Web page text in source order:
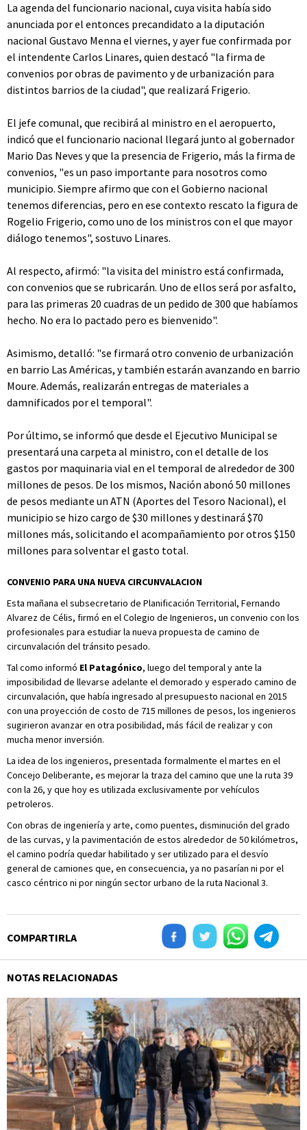
La agenda del funcionario nacional, cuya visita había sido
anunciada por el entonces precandidato a la diputación
nacional Gustavo Menna el viernes, y ayer fue confirmada por
el intendente Carlos Linares, quien destacó "la firma de
convenios por obras de pavimento y de urbanización para
distintos barrios de la ciudad", que realizará Frigerio.
El jefe comunal, que recibirá al ministro en el aeropuerto,
indicó que el funcionario nacional llegará junto al gobernador
Mario Das Neves y que la presencia de Frigerio, más la firma de
convenios, "es un paso importante para nosotros como
municipio. Siempre afirmo que con el Gobierno nacional
tenemos diferencias, pero en ese contexto rescato la figura de
Rogelio Frigerio, como uno de los ministros con el que mayor
diálogo tenemos", sostuvo Linares.
Al respecto, afirmó: "la visita del ministro está confirmada,
con convenios que se rubricarán. Uno de ellos será por asfalto,
para las primeras 20 cuadras de un pedido de 300 que habíamos
hecho. No era lo pactado pero es bienvenido".
Asimismo, detalló: "se firmará otro convenio de urbanización
en barrio Las Américas, y también estarán avanzando en barrio
Moure. Además, realizarán entregas de materiales a
damnificados por el temporal".
Por último, se informó que desde el Ejecutivo Municipal se
presentará una carpeta al ministro, con el detalle de los
gastos por maquinaria vial en el temporal de alrededor de 300
millones de pesos. De los mismos, Nación abonó 50 millones
de pesos mediante un ATN (Aportes del Tesoro Nacional), el
municipio se hizo cargo de $30 millones y destinará $70
millones más, solicitando el acompañamiento por otros $150
millones para solventar el gasto total.
CONVENIO PARA UNA NUEVA CIRCUNVALACION
Esta mañana el subsecretario de Planificación Territorial, Fernando
Alvarez de Célis, firmó en el Colegio de Ingenieros, un convenio con los
profesionales para estudiar la nueva propuesta de camino de
circunvalación del tránsito pesado.
Tal como informó El Patagónico, luego del temporal y ante la
imposibilidad de llevarse adelante el demorado y esperado camino de
circunvalación, que había ingresado al presupuesto nacional en 2015
con una proyección de costo de 715 millones de pesos, los ingenieros
sugirieron avanzar en otra posibilidad, más fácil de realizar y con
mucha menor inversión.
La idea de los ingenieros, presentada formalmente el martes en el
Concejo Deliberante, es mejorar la traza del camino que une la ruta 39
con la 26, y que hoy es utilizada exclusivamente por vehículos
petroleros.
Con obras de ingeniería y arte, como puentes, disminución del grado
de las curvas, y la pavimentación de estos alrededor de 50 kilómetros,
el camino podría quedar habilitado y ser utilizado para el desvío
general de camiones que, en consecuencia, ya no pasarían ni por el
casco céntrico ni por ningún sector urbano de la ruta Nacional 3.
COMPARTIRLA
NOTAS RELACIONADAS